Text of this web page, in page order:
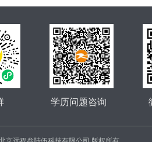
学历问题咨询